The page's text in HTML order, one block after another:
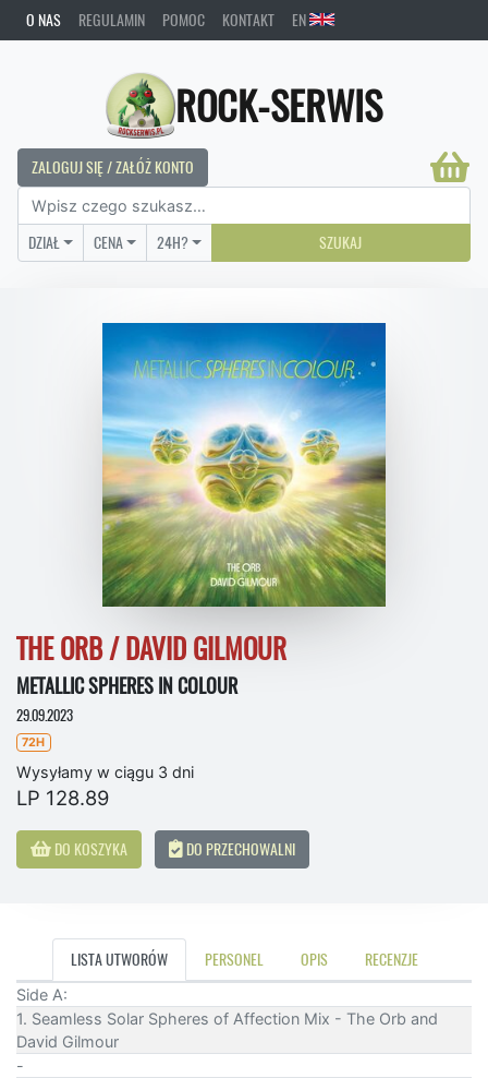
O NAS REGULAMIN POMOC KONTAKT EN
ROCK-SERWIS
ZALOGUJ SIĘ / ZAŁÓŻ KONTO
DZIAŁ CENA 24H? SZUKAJ
THE ORB / DAVID GILMOUR
METALLIC SPHERES IN COLOUR
29.09.2023
72H
Wysyłamy w ciągu 3 dni
LP 128.89
DO KOSZYKA DO PRZECHOWALNI
LISTA UTWORÓW PERSONEL OPIS RECENZJE
Side A:
1. Seamless Solar Spheres of Affection Mix - The Orb and
David Gilmour
-